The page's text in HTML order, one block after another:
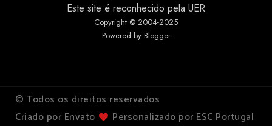
Este site é reconhecido pela UER
Copyright © 2004-2025
Powered by Blogger
© Todos os direitos reservados
Criado por Envato
Personalizado por ESC Portugal